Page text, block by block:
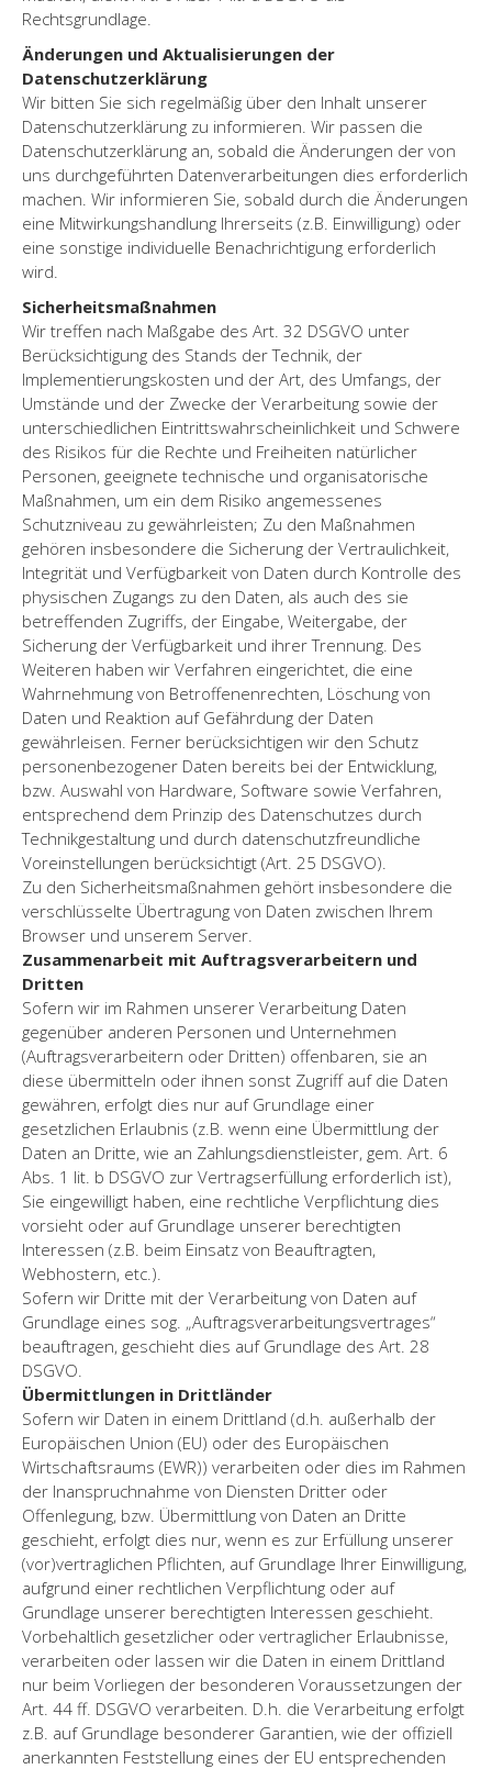
Rechtsgrundlage.
Änderungen und Aktualisierungen der
Datenschutzerklärung
Wir bitten Sie sich regelmäßig über den Inhalt unserer
Datenschutzerklärung zu informieren. Wir passen die
Datenschutzerklärung an, sobald die Änderungen der von
uns durchgeführten Datenverarbeitungen dies erforderlich
machen. Wir informieren Sie, sobald durch die Änderungen
eine Mitwirkungshandlung Ihrerseits (z.B. Einwilligung) oder
eine sonstige individuelle Benachrichtigung erforderlich
wird.
Sicherheitsmaßnahmen
Wir treffen nach Maßgabe des Art. 32 DSGVO unter
Berücksichtigung des Stands der Technik, der
Implementierungskosten und der Art, des Umfangs, der
Umstände und der Zwecke der Verarbeitung sowie der
unterschiedlichen Eintrittswahrscheinlichkeit und Schwere
des Risikos für die Rechte und Freiheiten natürlicher
Personen, geeignete technische und organisatorische
Maßnahmen, um ein dem Risiko angemessenes
Schutzniveau zu gewährleisten; Zu den Maßnahmen
gehören insbesondere die Sicherung der Vertraulichkeit,
Integrität und Verfügbarkeit von Daten durch Kontrolle des
physischen Zugangs zu den Daten, als auch des sie
betreffenden Zugriffs, der Eingabe, Weitergabe, der
Sicherung der Verfügbarkeit und ihrer Trennung. Des
Weiteren haben wir Verfahren eingerichtet, die eine
Wahrnehmung von Betroffenenrechten, Löschung von
Daten und Reaktion auf Gefährdung der Daten
gewährleisen. Ferner berücksichtigen wir den Schutz
personenbezogener Daten bereits bei der Entwicklung,
bzw. Auswahl von Hardware, Software sowie Verfahren,
entsprechend dem Prinzip des Datenschutzes durch
Technikgestaltung und durch datenschutzfreundliche
Voreinstellungen berücksichtigt (Art. 25 DSGVO).
Zu den Sicherheitsmaßnahmen gehört insbesondere die
verschlüsselte Übertragung von Daten zwischen Ihrem
Browser und unserem Server.
Zusammenarbeit mit Auftragsverarbeitern und
Dritten
Sofern wir im Rahmen unserer Verarbeitung Daten
gegenüber anderen Personen und Unternehmen
(Auftragsverarbeitern oder Dritten) offenbaren, sie an
diese übermitteln oder ihnen sonst Zugriff auf die Daten
gewähren, erfolgt dies nur auf Grundlage einer
gesetzlichen Erlaubnis (z.B. wenn eine Übermittlung der
Daten an Dritte, wie an Zahlungsdienstleister, gem. Art. 6
Abs. 1 lit. b DSGVO zur Vertragserfüllung erforderlich ist),
Sie eingewilligt haben, eine rechtliche Verpflichtung dies
vorsieht oder auf Grundlage unserer berechtigten
Interessen (z.B. beim Einsatz von Beauftragten,
Webhostern, etc.).
Sofern wir Dritte mit der Verarbeitung von Daten auf
Grundlage eines sog. „Auftragsverarbeitungsvertrages“
beauftragen, geschieht dies auf Grundlage des Art. 28
DSGVO.
Übermittlungen in Drittländer
Sofern wir Daten in einem Drittland (d.h. außerhalb der
Europäischen Union (EU) oder des Europäischen
Wirtschaftsraums (EWR)) verarbeiten oder dies im Rahmen
der Inanspruchnahme von Diensten Dritter oder
Offenlegung, bzw. Übermittlung von Daten an Dritte
geschieht, erfolgt dies nur, wenn es zur Erfüllung unserer
(vor)vertraglichen Pflichten, auf Grundlage Ihrer Einwilligung,
aufgrund einer rechtlichen Verpflichtung oder auf
Grundlage unserer berechtigten Interessen geschieht.
Vorbehaltlich gesetzlicher oder vertraglicher Erlaubnisse,
verarbeiten oder lassen wir die Daten in einem Drittland
nur beim Vorliegen der besonderen Voraussetzungen der
Art. 44 ff. DSGVO verarbeiten. D.h. die Verarbeitung erfolgt
z.B. auf Grundlage besonderer Garantien, wie der offiziell
anerkannten Feststellung eines der EU entsprechenden